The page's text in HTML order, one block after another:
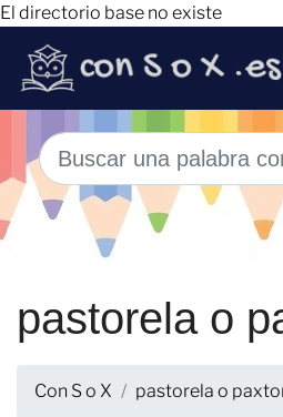
El directorio base no existe
pastorela o
Con S o X pastorela o